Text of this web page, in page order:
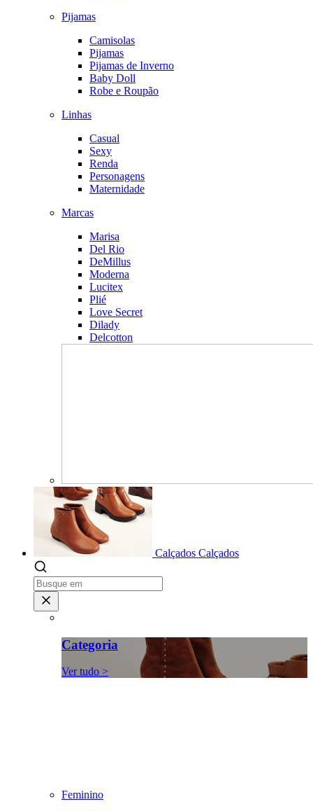
Pijamas
Camisolas
Pijamas
Pijamas de Inverno
Baby Doll
Robe e Roupão
Linhas
Casual
Sexy
Renda
Personagens
Maternidade
Marcas
Marisa
Del Rio
DeMillus
Moderna
Lucitex
Plié
Love Secret
Dilady
Delcotton
Calçados Calçados
Categoria
Ver tudo >
Feminino